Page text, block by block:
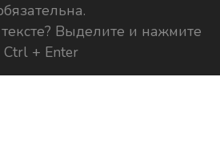
Выделите и нажмите
Ctrl + Enter